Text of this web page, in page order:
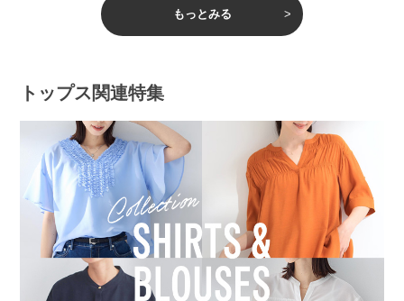
もっとみる
トップス関連特集